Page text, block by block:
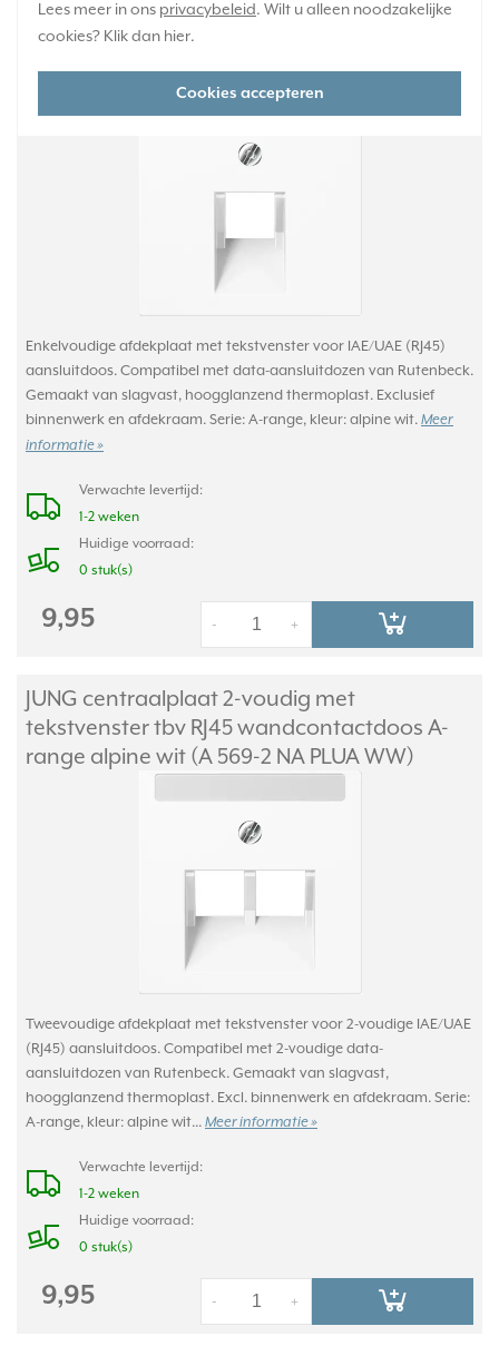
Lees meer in ons privacybeleid. Wilt u alleen noodzakelijke
cookies? Klik dan hier.
Cookies accepteren
JUNG centraalplaat 1-voudig met
tekstvenster tbv RJ45 wandcontactdoos A-
range alpine wit (A 569-1 NA PLUA WW)
Enkelvoudige afdekplaat met tekstvenster voor IAE/UAE (RJ45)
aansluitdoos. Compatibel met data-aansluitdozen van Rutenbeck.
Gemaakt van slagvast, hoogglanzend thermoplast. Exclusief
binnenwerk en afdekraam. Serie: A-range, kleur: alpine wit. Meer
informatie »
Verwachte levertijd:
1-2 weken
Huidige voorraad:
0 stuk(s)
9,95 +
-
JUNG centraalplaat 2-voudig met
tekstvenster tbv RJ45 wandcontactdoos A-
range alpine wit (A 569-2 NA PLUA WW)
Tweevoudige afdekplaat met tekstvenster voor 2-voudige IAE/UAE
(RJ45) aansluitdoos. Compatibel met 2-voudige data-
aansluitdozen van Rutenbeck. Gemaakt van slagvast,
hoogglanzend thermoplast. Excl. binnenwerk en afdekraam. Serie:
A-range, kleur: alpine wit... Meer informatie »
Verwachte levertijd:
1-2 weken
Huidige voorraad:
0 stuk(s)
9,95 +
-